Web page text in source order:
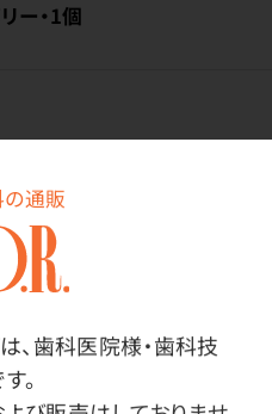
の通販
、歯科医院様・歯科技
。
ー・1個
細